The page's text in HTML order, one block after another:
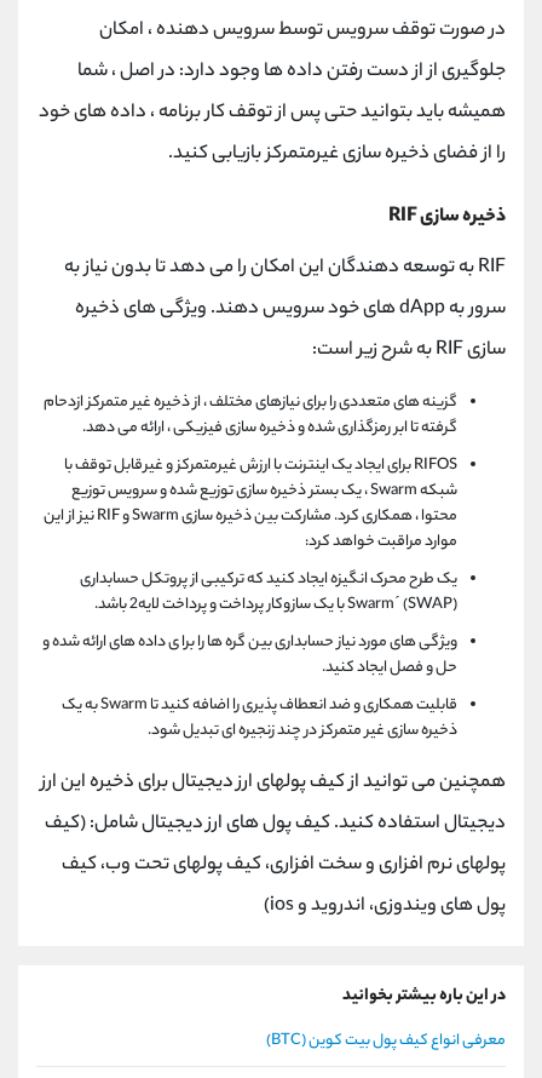
در صورت توقف سرویس توسط سرویس دهنده ، امکان
جلوگیری از از دست رفتن داده ها وجود دارد: در اصل ، شما
همیشه باید بتوانید حتی پس از توقف کار برنامه ، داده های خود
را از فضای ذخیره سازی غیرمتمرکز بازیابی کنید.
ذخیره سازی RIF
RIF به توسعه دهندگان این امکان را می دهد تا بدون نیاز به
سرور به dApp های خود سرویس دهند. ویژگی های ذخیره
سازی RIF به شرح زیر است:
گزینه های متعددی را برای نیازهای مختلف ، از ذخیره غیر متمرکز ازدحام
گرفته تا ابر رمزگذاری شده و ذخیره سازی فیزیکی ، ارائه می دهد.
RIFOS برای ایجاد یک اینترنت با ارزش غیرمتمرکز و غیرقابل توقف با
شبکه Swarm ، یک بستر ذخیره سازی توزیع شده و سرویس توزیع
محتوا ، همکاری کرد. مشارکت بین ذخیره سازی Swarm و RIF نیز از این
موارد مراقبت خواهد کرد:
یک طرح محرک انگیزه ایجاد کنید که ترکیبی از پروتکل حسابداری
Swarm´ (SWAP) با یک سازوکار پرداخت و پرداخت لایه2 باشد.
ویژگی های مورد نیاز حسابداری بین گره ها را برا ی داده های ارائه شده و
حل و فصل ایجاد کنید.
قابلیت همکاری و ضد انعطاف پذیری را اضافه کنید تا Swarm به یک
ذخیره سازی غیر متمرکز در چند زنجیره ای تبدیل شود.
همچنین می توانید از کیف پولهای ارز دیجیتال برای ذخیره این ارز
دیجیتال استفاده کنید. کیف پول های ارز دیجیتال شامل: (کیف
پولهای نرم افزاری و سخت افزاری، کیف پولهای تحت وب، کیف
پول های ویندوزی، اندروید و ios)
در این باره بیشتر بخوانید
معرفی انواع کیف پول بیت کوین (BTC)